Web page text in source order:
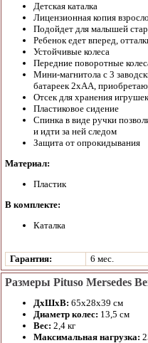
Детская каталка
Лицензионная копия
Подойдет для малышей
Ребенок едет вперед,
Устойчивые колеса
Передние поворотные
Мини-магнитола с 3
батареек 2хАА,
Отсек для хранения
Пластиковое сидение
Спинка в виде ручки
и идти за ней следом
Защита от опрокидывания
Материал:
Пластик
В комплекте:
Каталка
Гарантия: 6 мес.
Размеры Pituso Mersedes
ДхШхВ: 65х28х39 см
Диаметр колес: 13,5 см
Вес: 2,4 кг
Максимальная нагрузка: